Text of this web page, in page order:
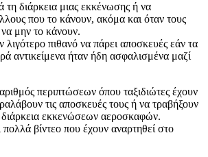
τη διάρκεια μιας εκκένωσης ή να
που το κάνουν, ακόμα και όταν τους
μην το κάνουν.
πιθανό να πάρει αποσκευές εάν τα
αντικείμενα ήταν ήδη ασφαλισμένα μαζί
περιπτώσεων όπου ταξιδιώτες έχουν
τις αποσκευές τους ή να τραβήξουν
εκκενώσεων αεροσκαφών.
πολλά βίντεο που έχουν αναρτηθεί στο